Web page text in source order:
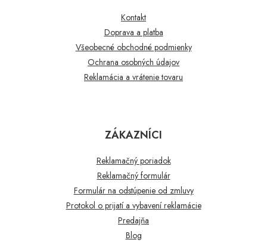
Kontakt
Doprava a platba
Všeobecné obchodné podmienky
Ochrana osobných údajov
Reklamácia a vrátenie tovaru
ZÁKAZNÍCI
Reklamačný poriadok
Reklamačný formulár
Formulár na odstúpenie od zmluvy
Protokol o prijatí a vybavení reklamácie
Predajňa
Blog